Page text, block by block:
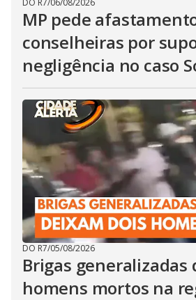
DO R7/06/08/2026
MP pede
conselheiras por
negligência no caso
DO R7/05/08/2026
Brigas generalizadas
homens mortos na